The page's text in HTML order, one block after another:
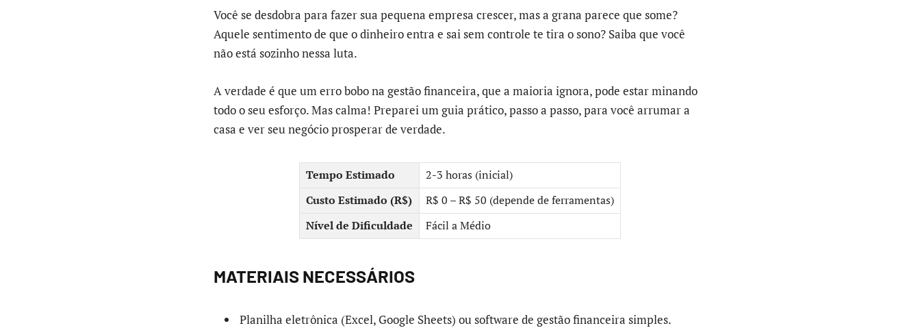
Você se desdobra para fazer sua pequena empresa crescer, mas a grana parece que some?
Aquele sentimento de que o dinheiro entra e sai sem controle te tira o sono? Saiba que você
não está sozinho nessa luta.
A verdade é que um erro bobo na gestão financeira, que a maioria ignora, pode estar minando
todo o seu esforço. Mas calma! Preparei um guia prático, passo a passo, para você arrumar a
casa e ver seu negócio prosperar de verdade.
Tempo Estimado
2-3 horas (inicial)
Custo Estimado (R$)
R$ 0 – R$ 50 (depende de ferramentas)
Nível de Dificuldade
Fácil a Médio
MATERIAIS NECESSÁRIOS
Planilha eletrônica (Excel, Google Sheets) ou software de gestão financeira simples.